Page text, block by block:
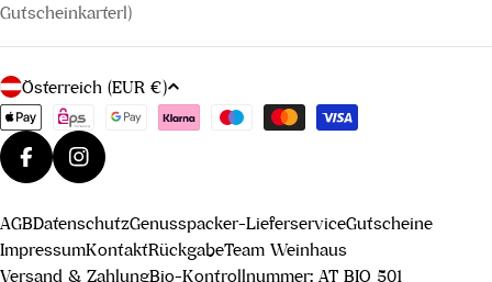
Gutscheinkarterl)
L
a
n
d
R
e
Österreich (EUR €)
Zahlungsmethoden
FacebookInstagram
AGBDatenschutzGenusspacker-LieferserviceGutscheine
ImpressumKontaktRückgabeTeam Weinhaus
Versand & ZahlungBio-Kontrollnummer: AT BIO 501